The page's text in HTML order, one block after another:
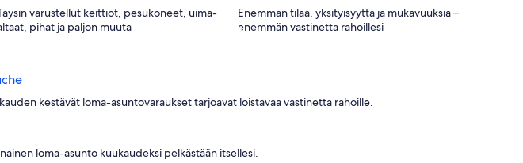
varustellut keittiöt, pesukoneet, uima-
pihat ja paljon muuta
Enemmän tilaa, yksityisyyttä ja mukavuuksia –
enemmän vastinetta rahoillesi
kestävät loma-asuntovaraukset tarjoavat loistavaa vastinetta rahoille.
loma-asunto kuukaudeksi pelkästään itsellesi.